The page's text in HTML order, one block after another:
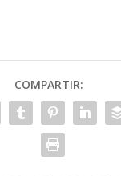
COMPARTIR: